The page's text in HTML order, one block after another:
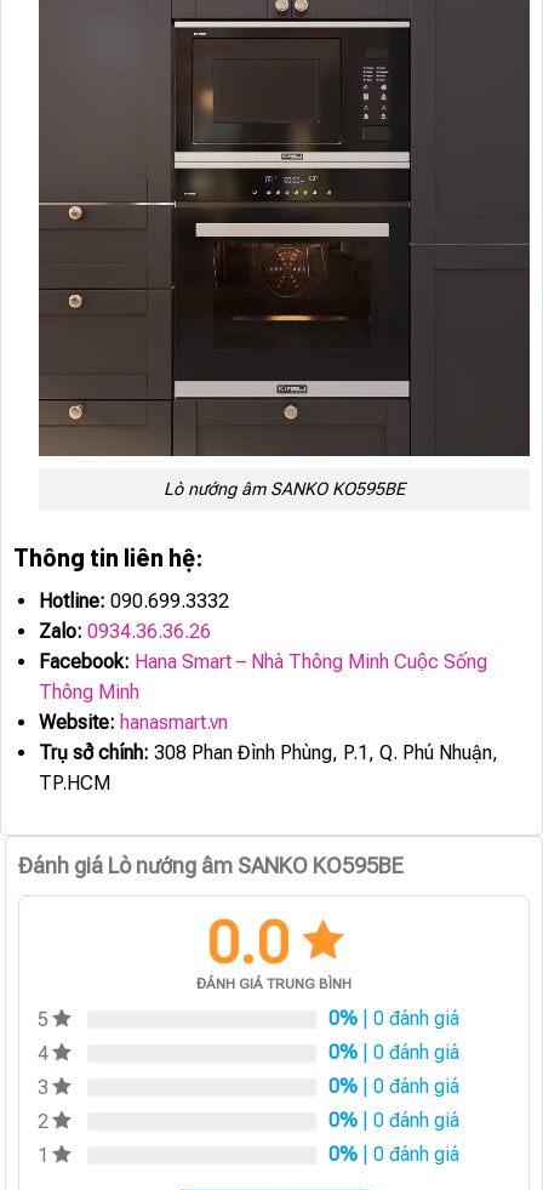
Lò nướng âm SANKO KO595BE
Thông tin liên hệ:
Hotline: 090.699.3332
Zalo: 0934.36.36.26
Facebook: Hana Smart – Nhà Thông Minh Cuộc Sống
Thông Minh
Website: hanasmart.vn
Trụ sở chính: 308 Phan Đình Phùng, P.1, Q. Phú Nhuận,
TP.HCM
Đánh giá Lò nướng âm SANKO KO595BE
0.0
ĐÁNH GIÁ TRUNG BÌNH
5 0% | 0 đánh giá
4
0% | 0 đánh giá
3
0% | 0 đánh giá
2
0% | 0 đánh giá
1
0% | 0 đánh giá